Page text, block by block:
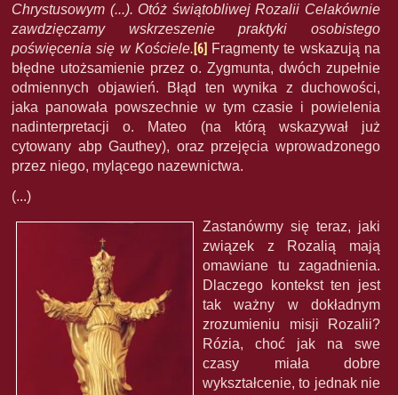
Chrystusowym (...). Otóż świątobliwej Rozalii Celakównie
zawdzięczamy wskrzeszenie praktyki osobistego
poświęcenia się w Kościele.[6] Fragmenty te wskazują na
błędne utożsamienie przez o. Zygmunta, dwóch zupełnie
odmiennych objawień. Błąd ten wynika z duchowości,
jaka panowała powszechnie w tym czasie i powielenia
nadinterpretacji o. Mateo (na którą wskazywał już
cytowany abp Gauthey), oraz przejęcia wprowadzonego
przez niego, mylącego nazewnictwa.
(...)
Zastanówmy się teraz, jaki
związek z Rozalią mają
omawiane tu zagadnienia.
Dlaczego kontekst ten jest
tak ważny w dokładnym
zrozumieniu misji Rozalii?
Rózia, choć jak na swe
czasy miała dobre
wykształcenie, to jednak nie